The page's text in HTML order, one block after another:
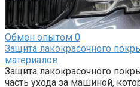
Обмен опытом 0
Защита лакокрасочного
материалов
Защита лакокрасочного
часть ухода за машиной,